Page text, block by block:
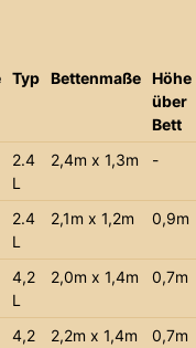
Typ Bettenmaße Höhe
über
Bett
2.4
L
2,4m x 1,3m -
2.4
L
2,1m x 1,2m 0,9m
4,2
L
2,0m x 1,4m 0,7m
4,2
2,2m x 1,4m 0,7m